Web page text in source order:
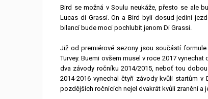
Bird se možná v Soulu neukáže, přesto se ale
Lucas di Grassi. On a Bird byli dosud jediní
bilancí bude moci pochlubit jenom Di Grassi.
Již od premiérové sezony jsou součástí formule
Turvey. Buemi ovšem musel v roce 2017
dva závody ročníku 2014/2015, neboť tou
2014-2016 vynechal čtyři závody kvůli startům
pozdějších ročnících nejel dvakrát kvůli zranění a